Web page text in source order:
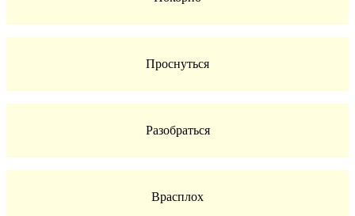
Проснуться
Разобраться
Врасплох